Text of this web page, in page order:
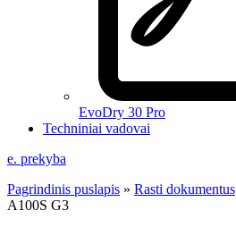
EvoDry 30 Pro
Techniniai vadovai
e. prekyba
Pagrindinis puslapis » Rasti dokumentus
A100S G3